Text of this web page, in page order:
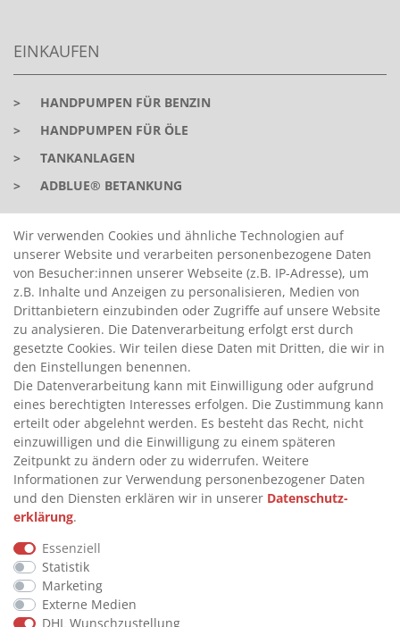
EINKAUFEN
>
HANDPUMPEN FÜR BENZIN
>
HANDPUMPEN FÜR ÖLE
>
TANKANLAGEN
>
ADBLUE® BETANKUNG
INFORMATIONEN
>
FAQ
>
VERTRAG WIDERRUFEN
>
WIDERRUFSRECHT
>
WIDERRUFSFORMULAR
>
IMPRESSUM
>
DATENSCHUTZERKLÄRUNG
>
AGB
>
KONTAKT
© Copyright 2026 by STU Tanktechnik
Alle Rechte vorbehalten.
Zahlungsarten
Wir verwenden Cookies und ähnliche Technologien auf
unserer Website und verarbeiten personenbezogene Daten
von Besucher:innen unserer Webseite (z.B. IP-Adresse), um
z.B. Inhalte und Anzeigen zu personalisieren, Medien von
Drittanbietern einzubinden oder Zugriffe auf unsere Website
zu analysieren. Die Datenverarbeitung erfolgt erst durch
gesetzte Cookies. Wir teilen diese Daten mit Dritten, die wir in
den Einstellungen benennen.
Die Datenverarbeitung kann mit Einwilligung oder aufgrund
eines berechtigten Interesses erfolgen. Die Zustimmung kann
erteilt oder abgelehnt werden. Es besteht das Recht, nicht
einzuwilligen und die Einwilligung zu einem späteren
Zeitpunkt zu ändern oder zu widerrufen. Weitere
Informationen zur Verwendung personenbezogener Daten
und den Diensten erklären wir in unserer Daten­schutz­
erklärung.
Essenziell
Statistik
Marketing
Externe Medien
DHL Wunschzustellung